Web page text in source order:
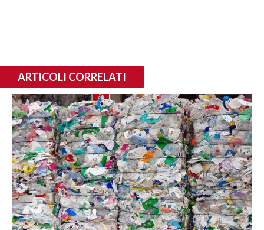
ARTICOLI CORRELATI